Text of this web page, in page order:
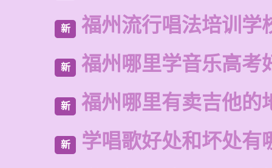
新 福州流行唱法培训学
新 福州哪里学音乐高考
新 福州哪里有卖吉他的
新 学唱歌好处和坏处有